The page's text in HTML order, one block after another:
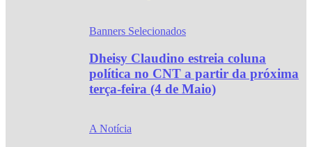
Banners Selecionados
Dheisy Claudino estreia coluna
política no CNT a partir da próxima
terça-feira (4 de Maio)
A Notícia